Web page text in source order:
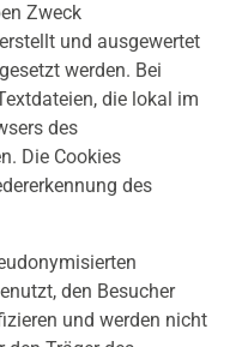
Zweck
und ausgewertet
werden. Bei
die lokal im
des
Die Cookies
des
den Besucher
und werden nicht